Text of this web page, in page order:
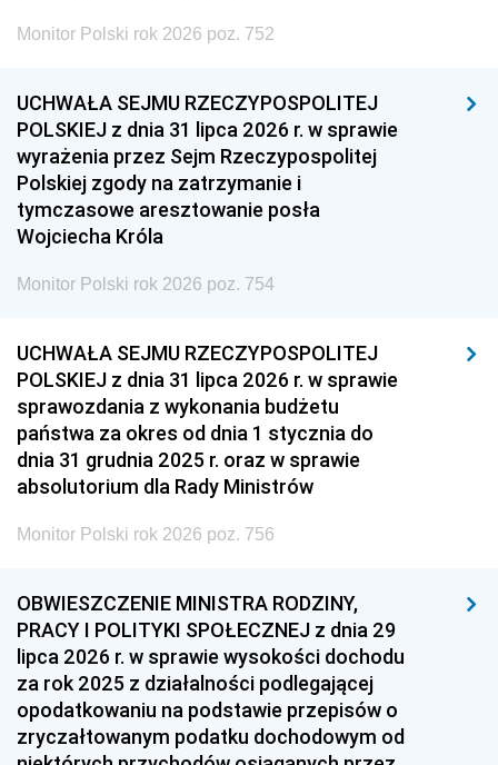
Monitor Polski rok 2026 poz. 752
UCHWAŁA SEJMU RZECZYPOSPOLITEJ
POLSKIEJ z dnia 31 lipca 2026 r. w sprawie
wyrażenia przez Sejm Rzeczypospolitej
Polskiej zgody na zatrzymanie i
tymczasowe aresztowanie posła
Wojciecha Króla
Monitor Polski rok 2026 poz. 754
UCHWAŁA SEJMU RZECZYPOSPOLITEJ
POLSKIEJ z dnia 31 lipca 2026 r. w sprawie
sprawozdania z wykonania budżetu
państwa za okres od dnia 1 stycznia do
dnia 31 grudnia 2025 r. oraz w sprawie
absolutorium dla Rady Ministrów
Monitor Polski rok 2026 poz. 756
OBWIESZCZENIE MINISTRA RODZINY,
PRACY I POLITYKI SPOŁECZNEJ z dnia 29
lipca 2026 r. w sprawie wysokości dochodu
za rok 2025 z działalności podlegającej
opodatkowaniu na podstawie przepisów o
zryczałtowanym podatku dochodowym od